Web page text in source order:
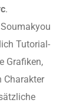
.
Tutorial-
Grafiken,
Charakter